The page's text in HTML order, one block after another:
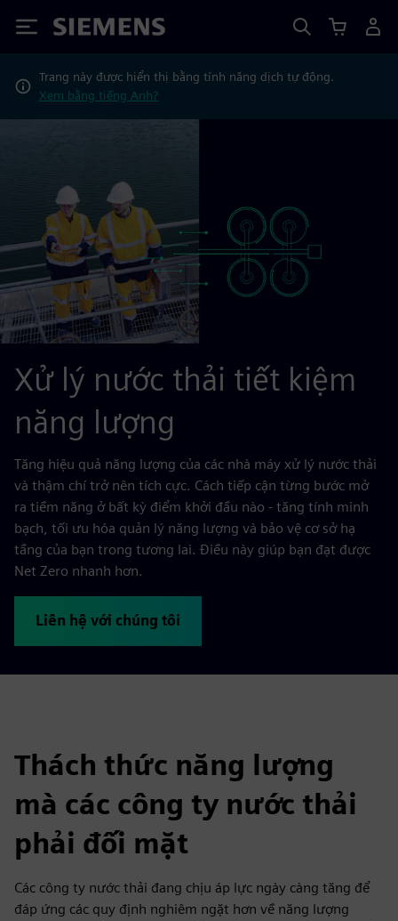
Siemens
Trang này được hiển thị bằng tính năng dịch tự động.
Xem bằng tiếng Anh?
Xử lý nước thải tiết kiệm
năng lượng
Tăng hiệu quả năng lượng của các nhà máy xử lý nước thải
và thậm chí trở nên tích cực. Cách tiếp cận từng bước mở
ra tiềm năng ở bất kỳ điểm khởi đầu nào - tăng tính minh
bạch, tối ưu hóa quản lý năng lượng và bảo vệ cơ sở hạ
tầng của bạn trong tương lai. Điều này giúp bạn đạt được
Net Zero nhanh hơn.
Liên hệ với chúng tôi
Thách thức năng lượng
mà các công ty nước thải
phải đối mặt
Các công ty nước thải đang chịu áp lực ngày càng tăng để
đáp ứng các quy định nghiêm ngặt hơn về năng lượng